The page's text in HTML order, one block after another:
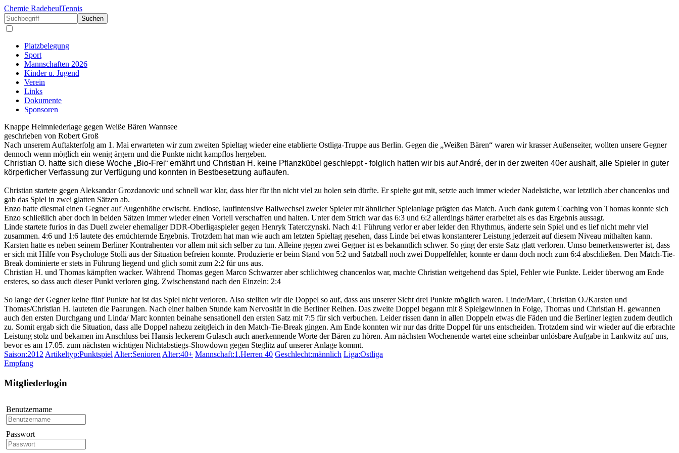
Chemie RadebeulTennis
Suchen
Platzbelegung
Sport
Mannschaften 2026
Kinder u. Jugend
Verein
Links
Dokumente
Sponsoren
Knappe Heimniederlage gegen Weiße Bären Wannsee
geschrieben von Robert Groß
Nach unserem Auftakterfolg am 1. Mai erwarteten wir zum zweiten Spieltag wieder eine etablierte Ostliga-Truppe aus Berlin. Gegen die „Weißen Bären“ waren wir krasser Außenseiter, wollten unsere Gegner
dennoch wenn möglich ein wenig ärgern und die Punkte nicht kampflos hergeben.
Christian O. hatte sich diese Woche „Bio-Frei“ ernährt und Christian H. keine Pflanzkübel geschleppt - folglich hatten wir bis auf André, der in der zweiten 40er aushalf, alle Spieler in guter
körperlicher Verfassung zur Verfügung und konnten in Bestbesetzung auflaufen.
Christian startete gegen Aleksandar Grozdanovic und schnell war klar, dass hier für ihn nicht viel zu holen sein dürfte. Er spielte gut mit, setzte auch immer wieder Nadelstiche, war letztlich aber chancenlos und
gab das Spiel in zwei glatten Sätzen ab.
Enzo hatte diesmal einen Gegner auf Augenhöhe erwischt. Endlose, laufintensive Ballwechsel zweier Spieler mit ähnlicher Spielanlage prägten das Match. Auch dank gutem Coaching von Thomas konnte sich
Enzo schließlich aber doch in beiden Sätzen immer wieder einen Vorteil verschaffen und halten. Unter dem Strich war das 6:3 und 6:2 allerdings härter erarbeitet als es das Ergebnis aussagt.
Linde startete furios in das Duell zweier ehemaliger DDR-Oberligaspieler gegen Henryk Taterczynski. Nach 4:1 Führung verlor er aber leider den Rhythmus, änderte sein Spiel und es lief nicht mehr viel
zusammen. 4:6 und 1:6 lautete des ernüchternde Ergebnis. Trotzdem hat man wie auch am letzten Spieltag gesehen, dass Linde bei etwas konstanterer Leistung jederzeit auf diesem Niveau mithalten kann.
Karsten hatte es neben seinem Berliner Kontrahenten vor allem mit sich selber zu tun. Alleine gegen zwei Gegner ist es bekanntlich schwer. So ging der erste Satz glatt verloren. Umso bemerkenswerter ist, dass
er sich mit Hilfe von Psychologe Stolli aus der Situation befreien konnte. Produzierte er beim Stand von 5:2 und Satzball noch zwei Doppelfehler, konnte er dann doch noch zum 6:4 abschließen. Den Match-Tie-
Break dominierte er stets in Führung liegend und glich somit zum 2:2 für uns aus.
Christian H. und Thomas kämpften wacker. Während Thomas gegen Marco Schwarzer aber schlichtweg chancenlos war, machte Christian weitgehend das Spiel, Fehler wie Punkte. Leider überwog am Ende
ersteres, so dass auch dieser Punkt verloren ging. Zwischenstand nach den Einzeln: 2:4
So lange der Gegner keine fünf Punkte hat ist das Spiel nicht verloren. Also stellten wir die Doppel so auf, dass aus unserer Sicht drei Punkte möglich waren. Linde/Marc, Christian O./Karsten und
Thomas/Christian H. lauteten die Paarungen. Nach einer halben Stunde kam Nervosität in die Berliner Reihen. Das zweite Doppel begann mit 8 Spielgewinnen in Folge, Thomas und Christian H. gewannen
auch den ersten Durchgang und Linda/ Marc konnten beinahe sensationell den ersten Satz mit 7:5 für sich verbuchen. Leider rissen dann in allen Doppeln etwas die Fäden und die Berliner legten zudem deutlich
zu. Somit ergab sich die Situation, dass alle Doppel nahezu zeitgleich in den Match-Tie-Break gingen. Am Ende konnten wir nur das dritte Doppel für uns entscheiden. Trotzdem sind wir wieder auf die erbrachte
Leistung stolz und bekamen im Anschluss bei Hansis leckerem Gulasch auch anerkennende Worte der Bären zu hören. Am nächsten Wochenende wartet eine scheinbar unlösbare Aufgabe in Lankwitz auf uns,
bevor es am 17.05. zum nächsten wichtigen Nichtabstiegs-Showdown gegen Steglitz auf unserer Anlage kommt.
Saison:2012 Artikeltyp:Punktspiel Alter:Senioren Alter:40+ Mannschaft:1.Herren 40 Geschlecht:männlich Liga:Ostliga
Empfang
Mitgliederlogin
Benutzername
Passwort